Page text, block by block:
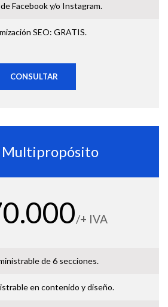
Facebook y/o Instagram.
SEO: GRATIS.
CONSULTAR
/+ IVA
de 6 secciones.
en contenido y diseño.